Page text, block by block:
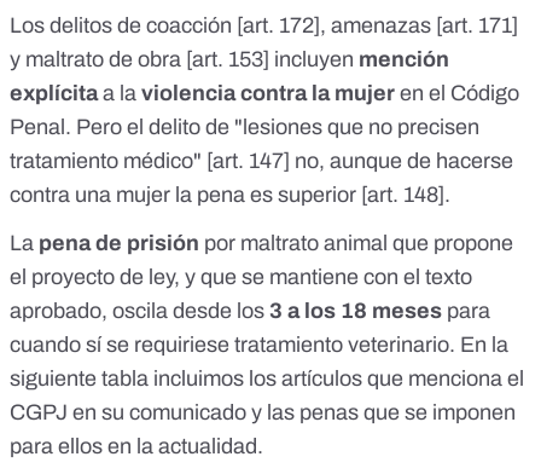
Los delitos de coacción [art. 172], amenazas [art. 171]
y maltrato de obra [art. 153] incluyen mención
explícitaa la violencia contra la mujer en el Código
Penal. Pero el delito de "lesiones que no precisen
tratamiento médico" [art. 147] no, aunque de hacerse
contra una mujer la pena es superior [art. 148].
La pena de prisión por maltrato animal que propone
el proyecto de ley, y que se mantiene con el texto
aprobado, oscila desde los 3 a los 18 meses para
cuando sí se requiriese tratamiento veterinario. En la
siguiente tabla incluimos los artículos que menciona el
CGPJ en su comunicado y las penas que se imponen
para ellos en la actualidad.